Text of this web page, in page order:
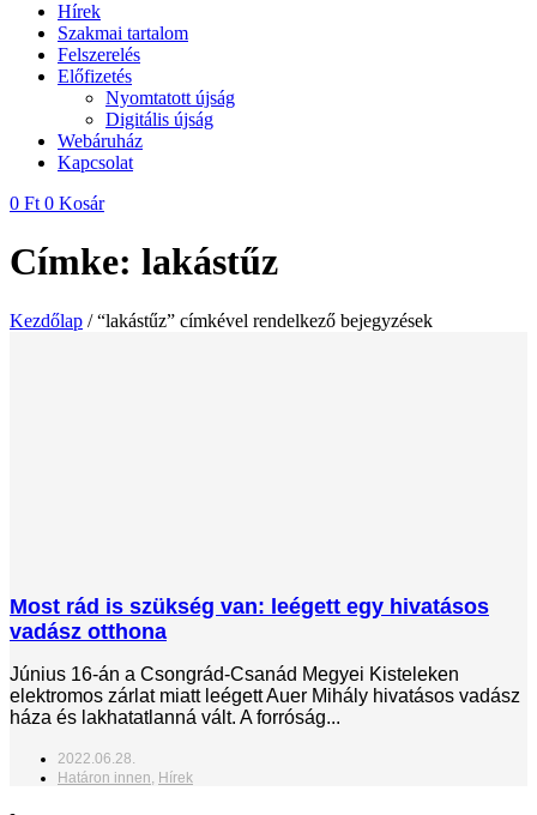
Hírek
Szakmai tartalom
Felszerelés
Előfizetés
Nyomtatott újság
Digitális újság
Webáruház
Kapcsolat
0 Ft 0 Kosár
Címke: lakástűz
Kezdőlap / “lakástűz” címkével rendelkező bejegyzések
Most rád is szükség van: leégett egy hivatásos
vadász otthona
Június 16-án a Csongrád-Csanád Megyei Kisteleken
elektromos zárlat miatt leégett Auer Mihály hivatásos vadász
háza és lakhatatlanná vált. A forróság...
2022.06.28.
Határon innen, Hírek